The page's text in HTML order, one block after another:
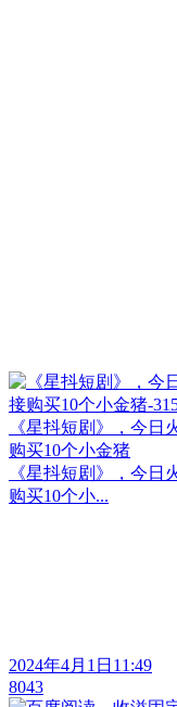
《星抖短剧》，今日
购买10个小金猪
《星抖短剧》，今日
购买10个小...
2024年4月1日11:49
8043